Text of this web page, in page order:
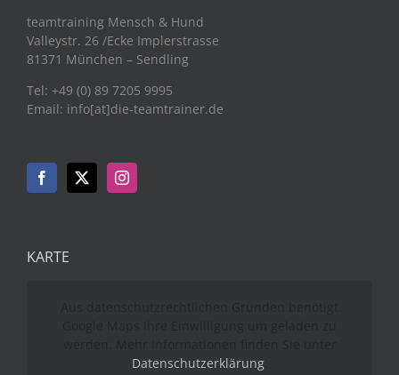
teamtraining Mensch & Hund
Valleystr. 26 /Ecke Implerstrasse
81371 München – Sendling
Tel: +49 (0) 89 7205 9995
Email: info[at]die-teamtrainer.de
KARTE
Datenschutzerklärung.